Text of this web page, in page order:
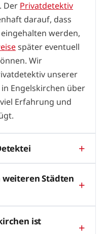
Der Privatdetektiv
darauf, dass
werden,
später eventuell
Wir
unserer
Engelskirchen über
Erfahrung und
weiteren Städten
ist